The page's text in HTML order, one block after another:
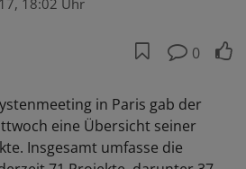
18:02 Uhr
0
in Paris gab der
eine Übersicht seiner
Insgesamt umfasse die